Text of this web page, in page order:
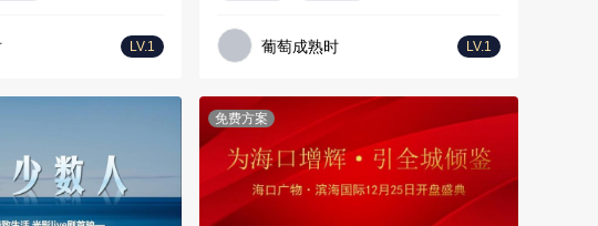
LV.1 葡萄成熟时 LV.1
免费方案